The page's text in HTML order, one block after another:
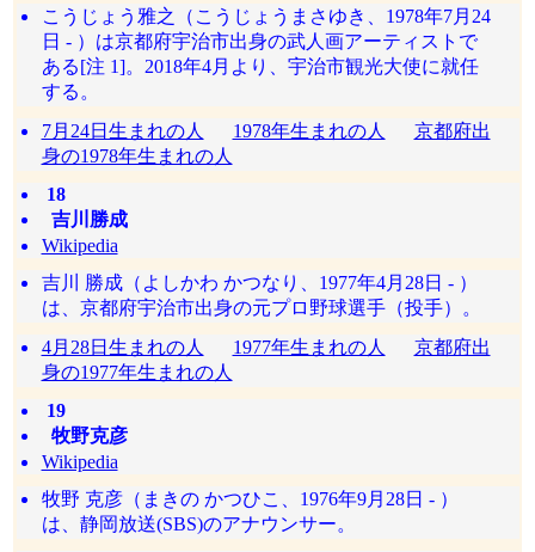
こうじょう雅之（こうじょうまさゆき、1978年7月24
日 - ）は京都府宇治市出身の武人画アーティストで
ある[注 1]。2018年4月より、宇治市観光大使に就任
する。
7月24日生まれの人
1978年生まれの人
京都府出
身の1978年生まれの人
18
吉川勝成
Wikipedia
吉川 勝成（よしかわ かつなり、1977年4月28日 - ）
は、京都府宇治市出身の元プロ野球選手（投手）。
4月28日生まれの人
1977年生まれの人
京都府出
身の1977年生まれの人
19
牧野克彦
Wikipedia
牧野 克彦（まきの かつひこ、1976年9月28日 - ）
は、静岡放送(SBS)のアナウンサー。